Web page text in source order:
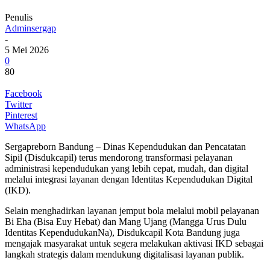
Penulis
Adminsergap
-
5 Mei 2026
0
80
Facebook
Twitter
Pinterest
WhatsApp
Sergapreborn Bandung – Dinas Kependudukan dan Pencatatan
Sipil (Disdukcapil) terus mendorong transformasi pelayanan
administrasi kependudukan yang lebih cepat, mudah, dan digital
melalui integrasi layanan dengan Identitas Kependudukan Digital
(IKD).
Selain menghadirkan layanan jemput bola melalui mobil pelayanan
Bi Eha (Bisa Euy Hebat) dan Mang Ujang (Mangga Urus Dulu
Identitas KependudukanNa), Disdukcapil Kota Bandung juga
mengajak masyarakat untuk segera melakukan aktivasi IKD sebagai
langkah strategis dalam mendukung digitalisasi layanan publik.